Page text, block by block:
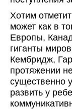
Хотим
может как в
Европы,
гиганты
Кембридж,
протяжении
существенно
развить у